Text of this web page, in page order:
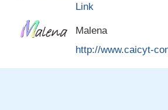
Link
Malena
http://www.caicyt-